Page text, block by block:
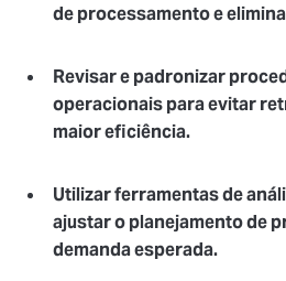
de processamento e
Revisar e padronizar
operacionaispara evitar
maior eficiência.
Utilizar ferramentas de
ajustar o planejamento de
demanda esperada.